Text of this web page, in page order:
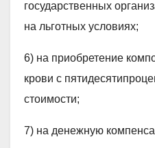
государственных
на льготных условиях;
6) на приобретение
крови с
стоимости;
7) на денежную